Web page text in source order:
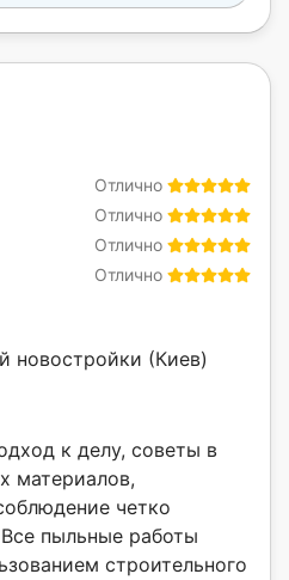
Отлично
Отлично
Отлично
Отлично
новостройки (Киев)
к делу, советы в
материалов,
четко
пыльные работы
строительного